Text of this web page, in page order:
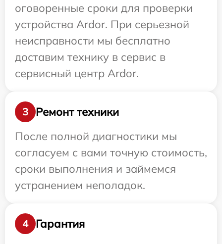
оговоренные сроки для проверки
устройства Ardor. При серьезной
неисправности мы бесплатно
доставим технику в сервис в
сервисный центр Ardor.
3
Ремонт техники
После полной диагностики мы
согласуем с вами точную стоимость,
сроки выполнения и займемся
устранением неполадок.
4
Гарантия